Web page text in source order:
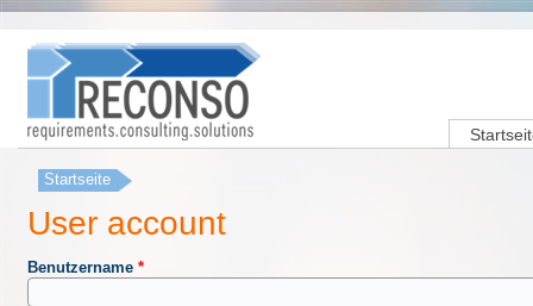
Sie sind hier
Startseite
User account
Benutzername *